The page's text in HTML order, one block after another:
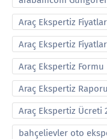
Araç Ekspertiz
Araç Ekspertiz
Araç Ekspertiz Formu
Araç Ekspertiz Raporu
Araç Ekspertiz Ücreti
bahçelievler oto